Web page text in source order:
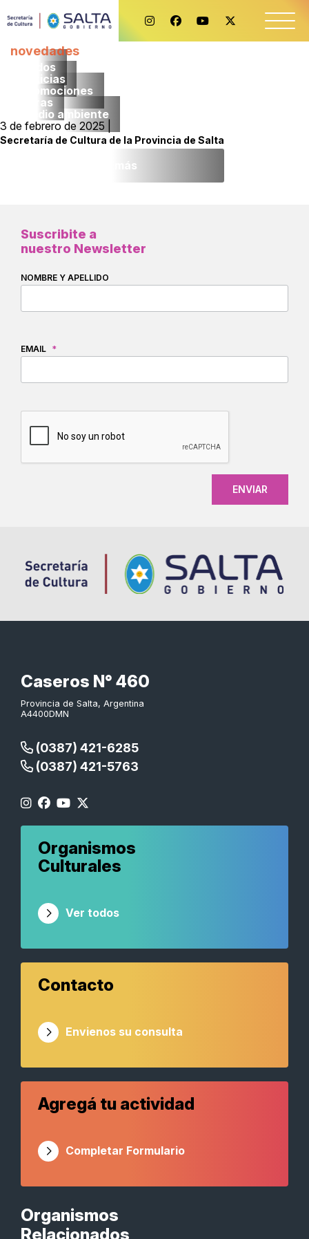
novedades
Todos
noticias
promociones
obras
medio ambiente
3 de febrero de 2025 |
Secretaría de Cultura de la Provincia de Salta
Leer más
Suscribite a
nuestro Newsletter
NOMBRE Y APELLIDO
EMAIL *
Caseros N° 460
Provincia de Salta, Argentina
A4400DMN
(0387) 421-6285
(0387) 421-5763
Organismos
Relacionados
Organismos
Culturales
Ver todos
Contacto
Envienos su consulta
Agregá tu actividad
Completar Formulario